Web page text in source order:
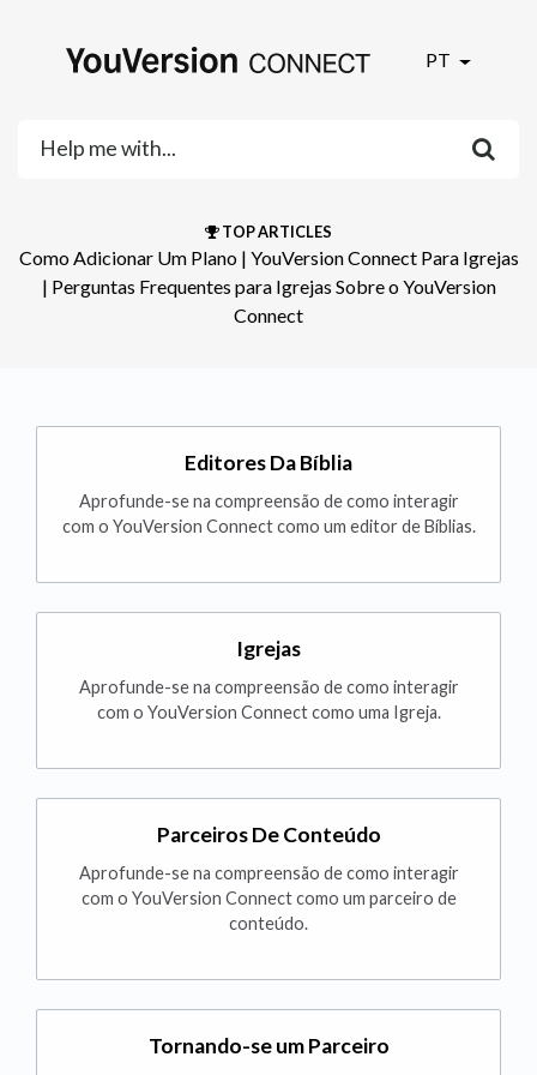
PT
TOP ARTICLES
Como Adicionar Um Plano​ | ​ YouVersion Connect Para Igrejas
| ​ Perguntas Frequentes para Igrejas Sobre o YouVersion
Connect
Editores Da Bíblia
Aprofunde-se na compreensão de como interagir
com o YouVersion Connect como um editor de Bíblias.
Igrejas
Aprofunde-se na compreensão de como interagir
com o YouVersion Connect como uma Igreja.
Parceiros De Conteúdo
Aprofunde-se na compreensão de como interagir
com o YouVersion Connect como um parceiro de
conteúdo.
Tornando-se um Parceiro